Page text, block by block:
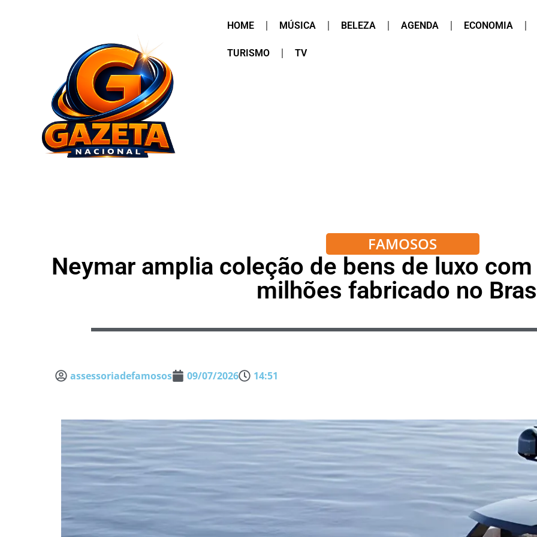
HOME MÚSICA BELEZA AGENDA ECONOMIA
TURISMO TV
FAMOSOS
Neymar amplia coleção de bens de luxo
milhões fabricado no
assessoriadefamosos 09/07/2026 14:51